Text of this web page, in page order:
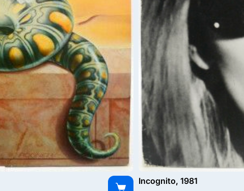
Incognito, 1981